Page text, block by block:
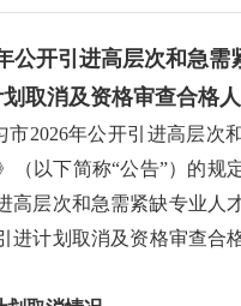
公开引进高层次和急需
取消及资格审查合格
市2026年公开引进高层次
（以下简称“公告”）的规
高层次和急需紧缺专业人
进计划取消及资格审查合